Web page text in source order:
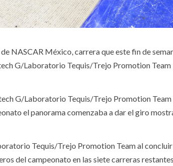
NASCAR México, carrera que este fin de
G/Laboratorio Tequis/Trejo Promotion
G/Laboratorio Tequis/Trejo Promotion
el panorama comenzaba a dar el giro
Tequis/Trejo Promotion Team al
del campeonato en las siete carreras